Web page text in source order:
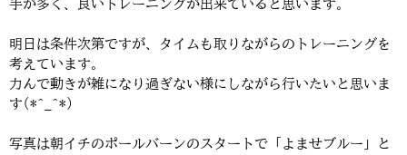
手が多く、良いトレーニングが出来ていると思います。
明日は条件次第ですが、タイムも取りながらのトレーニングを
考えています。
力んで動きが雑になり過ぎない様にしながら行いたいと思いま
す(*^_^*)
写真は朝イチのポールバーンのスタートで「よませブルー」と